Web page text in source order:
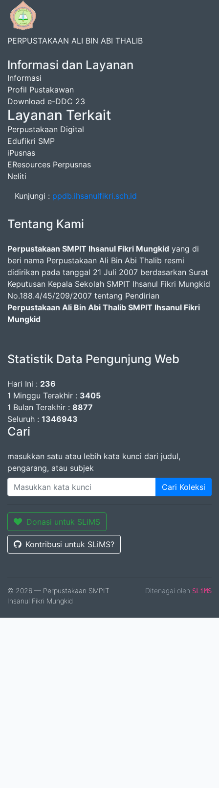
PERPUSTAKAAN ALI BIN ABI THALIB
Informasi dan Layanan
Informasi
Profil Pustakawan
Download e-DDC 23
Layanan Terkait
Perpustakaan Digital
Edufikri SMP
iPusnas
EResources Perpusnas
Neliti
Kunjungi : ppdb.ihsanulfikri.sch.id
Tentang Kami
Perpustakaan SMPIT Ihsanul Fikri Mungkid yang di
beri nama Perpustakaan Ali Bin Abi Thalib resmi
didirikan pada tanggal 21 Juli 2007 berdasarkan Surat
Keputusan Kepala Sekolah SMPIT Ihsanul Fikri Mungkid
No.188.4/45/209/2007 tentang Pendirian
Perpustakaan Ali Bin Abi Thalib SMPIT Ihsanul Fikri
Mungkid
Statistik Data Pengunjung Web
Hari Ini : 236
1 Minggu Terakhir : 3405
1 Bulan Terakhir : 8877
Seluruh : 1346943
Cari
masukkan satu atau lebih kata kunci dari judul,
pengarang, atau subjek
Cari Koleksi
Donasi untuk SLiMS
Kontribusi untuk SLiMS?
© 2026 — Perpustakaan SMPIT
Ihsanul Fikri Mungkid
Ditenagai oleh SLiMS